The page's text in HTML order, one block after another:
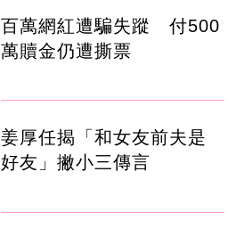
百萬網紅遭騙失蹤 付500
萬贖金仍遭撕票
姜厚任揭「和女友前夫是
好友」撇小三傳言